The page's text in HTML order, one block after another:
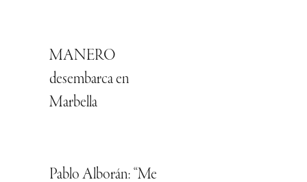
MANERO
desembarca en
Marbella
Pablo Alborán: “Me